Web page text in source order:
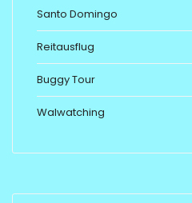
Santo Domingo
Reitausflug
Buggy Tour
Walwatching